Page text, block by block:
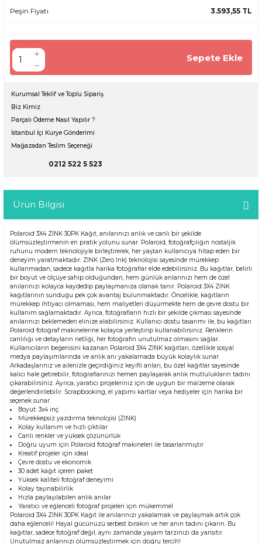
Peşin Fiyatı 3.593,55 TL
Sepete Ekle
Kurumsal Teklif ve Toplu Sipariş
Biz Kimiz
Parçalı Ödeme Nasıl Yapılır ?
İstanbul İçi Kurye Gönderimi
Mağazadan Teslim Seçeneği
0212 522 5 523
Ürün Bilgisi
Polaroid 3X4 ZINK 30PK Kağıt, anılarınızı anlık ve canlı bir şekilde
ölümsüzleştirmenin en pratik yolunu sunar. Polaroid, fotoğrafçılığın nostaljik
ruhunu modern teknolojiyle birleştirerek, her yaştan kullanıcıya hitap eden bir
deneyim yaratmaktadır. ZINK (Zero Ink) teknolojisi sayesinde mürekkep
kullanmadan, sadece kağıtla harika fotoğraflar elde edebilirsiniz. Bu kağıtlar, belirli
bir boyut ve ölçüye sahip olduğundan, hem günlük anlarınızı hem de özel
anılarınızı kolayca kaydedip paylaşmanıza olanak tanır. Polaroid 3X4 ZINK
kağıtlarının sunduğu pek çok avantaj bulunmaktadır. Öncelikle, kağıtların
mürekkep ihtiyacı olmaması, hem maliyetleri düşürmekte hem de çevre dostu bir
kullanım sağlamaktadır. Ayrıca, fotoğrafların hızlı bir şekilde çıkması sayesinde
anılarınızı beklemeden elinize alabilirsiniz. Kullanıcı dostu tasarımı ile, bu kağıtları
Polaroid fotoğraf makinelerine kolayca yerleştirip kullanabilirsiniz. Renklerin
canlılığı ve detayların netliği, her fotoğrafın unutulmaz olmasını sağlar.
Kullanıcıların beğenisini kazanan Polaroid 3X4 ZINK kağıtları, özellikle sosyal
medya paylaşımlarında ve anlık anı yakalamada büyük kolaylık sunar.
Arkadaşlarınız ve ailenizle geçirdiğiniz keyifli anları, bu özel kağıtlar sayesinde
kalıcı hale getirebilir, fotoğraflarınızı hemen paylaşarak anlık mutlulukların tadını
çıkarabilirsiniz. Ayrıca, yaratıcı projeleriniz için de uygun bir malzeme olarak
değerlendirilebilir. Scrapbooking, el yapımı kartlar veya hediyeler için harika bir
seçenek sunar.
Boyut: 3x4 inç
Mürekkepsiz yazdırma teknolojisi (ZINK)
Kolay kullanım ve hızlı çıktılar
Canlı renkler ve yüksek çözünürlük
Doğru uyum için Polaroid fotoğraf makineleri ile tasarlanmıştır
Kreatif projeler için ideal
Çevre dostu ve ekonomik
30 adet kağıt içeren paket
Yüksek kaliteli fotoğraf deneyimi
Kolay taşınabilirlik
Hızla paylaşılabilen anlık anılar
Yaratıcı ve eğlenceli fotoğraf projeleri için mükemmel
Polaroid 3X4 ZINK 30PK Kağıt ile anılarınızı yakalamak ve paylaşmak artık çok
daha eğlenceli! Hayal gücünüzü serbest bırakın ve her anın tadını çıkarın. Bu
kağıtlar, sadece fotoğraf değil, aynı zamanda yaşam tarzınızı da yansıtır.
Unutulmaz anlarınızı ölümsüzleştirmek için doğru tercih!